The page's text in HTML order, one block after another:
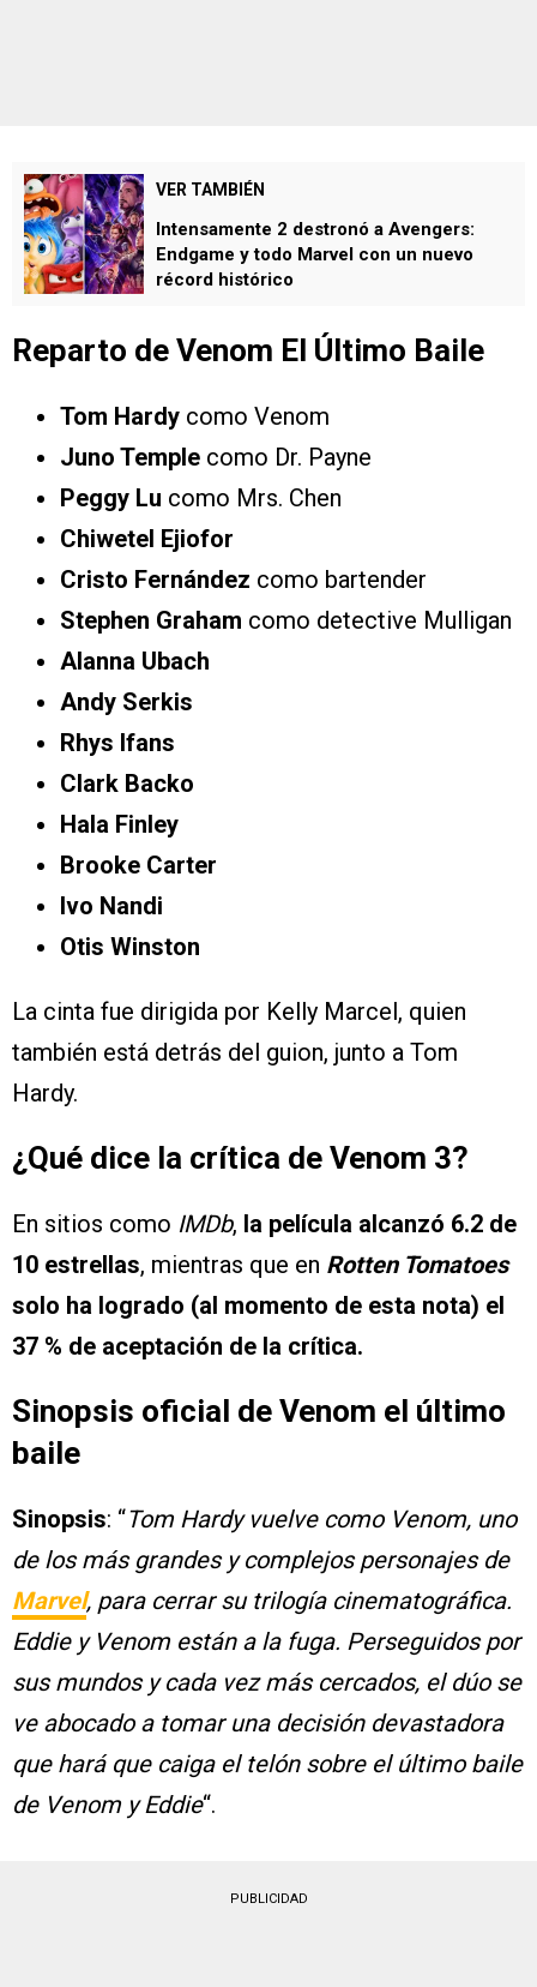
VER TAMBIÉN
Intensamente 2 destronó a Avengers:
Endgame y todo Marvel con un nuevo
récord histórico
Reparto de Venom El Último Baile
Tom Hardy como Venom
Juno Temple como Dr. Payne
Peggy Lu como Mrs. Chen
Chiwetel Ejiofor
Cristo Fernández como bartender
Stephen Graham como detective Mulligan
Alanna Ubach
Andy Serkis
Rhys Ifans
Clark Backo
Hala Finley
Brooke Carter
Ivo Nandi
Otis Winston
La cinta fue dirigida por Kelly Marcel, quien
también está detrás del guion, junto a Tom
Hardy.
¿Qué dice la crítica de Venom 3?
En sitios como IMDb, la película alcanzó 6.2 de
10 estrellas, mientras que en Rotten Tomatoes
solo ha logrado (al momento de esta nota) el
37 % de aceptación de la crítica.
Sinopsis oficial de Venom el último
baile
Sinopsis: “Tom Hardy vuelve como Venom, uno
de los más grandes y complejos personajes de
Marvel, para cerrar su trilogía cinematográfica.
Eddie y Venom están a la fuga. Perseguidos por
sus mundos y cada vez más cercados, el dúo se
ve abocado a tomar una decisión devastadora
que hará que caiga el telón sobre el último baile
de Venom y Eddie“.
PUBLICIDAD